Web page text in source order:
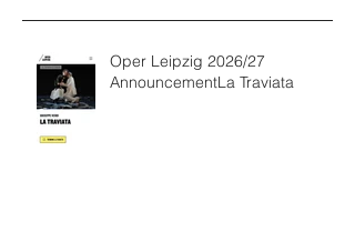
Oper Leipzig 2026/27
AnnouncementLa Traviata